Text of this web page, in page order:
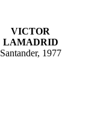
VICTOR
LAMADRID
Santander, 1977